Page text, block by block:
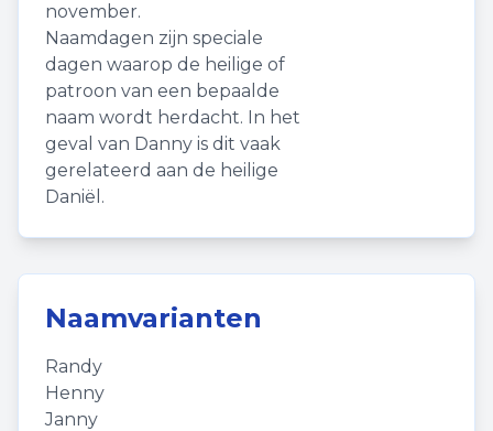
november.
Naamdagen zijn speciale
dagen waarop de heilige of
patroon van een bepaalde
naam wordt herdacht. In het
geval van Danny is dit vaak
gerelateerd aan de heilige
Daniël.
Naamvarianten
Randy
Henny
Janny